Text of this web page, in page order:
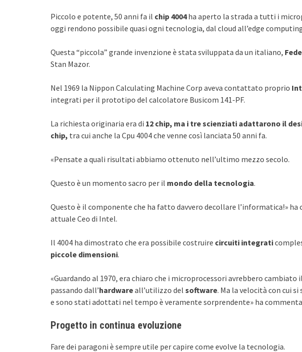
Piccolo e potente, 50 anni fa il chip 4004ha aperto la strada a tutti i
oggi rendono possibile quasi ogni tecnologia, dal cloud all’edge
Questa “piccola” grande invenzione è stata sviluppata da un italiano,
Stan Mazor.
Nel 1969 la Nippon Calculating Machine Corp aveva contattato proprio
integrati per il prototipo del calcolatore Busicom 141-PF.
La richiesta originaria era di 12 chip, ma i tre scienziati adattarono il
chip, tra cui anche la Cpu 4004 che venne così lanciata 50 anni fa.
«Pensate a quali risultati abbiamo ottenuto nell’ultimo mezzo secolo.
Questo è un momento sacro per il mondo della tecnologia.
Questo è il componente che ha fatto davvero decollare l’informatica!»
attuale Ceo di Intel.
Il 4004 ha dimostrato che era possibile costruire circuiti integrati
piccole dimensioni.
«Guardando al 1970, era chiaro che i microprocessori avrebbero
passando dall’hardwareall’utilizzo del software. Ma la velocità con cui
e sono stati adottati nel tempo è veramente sorprendente» ha
Progetto in continua evoluzione
Fare dei paragoni è sempre utile per capire come evolve la tecnologia.